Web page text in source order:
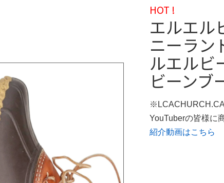
HOT !
エルエル
ニーラン
ルエルビ
ビーンブ
YouTuberの皆様に
紹介動画はこちら